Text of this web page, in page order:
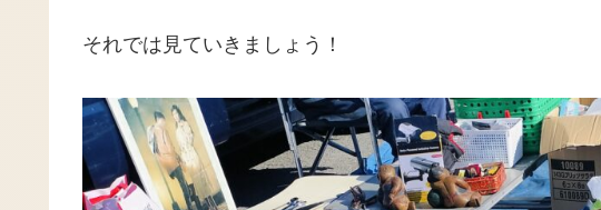
それでは見ていきましょう！